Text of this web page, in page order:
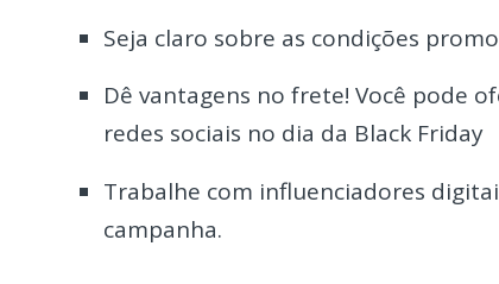
Seja claro sobre as condições
Dê vantagens no frete! Você pode
redes sociais no dia da Black Friday
Trabalhe com influenciadores
campanha.